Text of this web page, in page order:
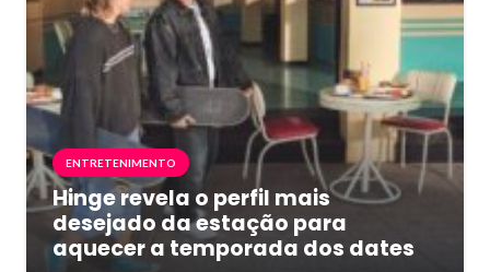
ENTRETENIMENTO
Hinge revela o perfil mais
desejado da estação para
aquecer a temporada dos dates